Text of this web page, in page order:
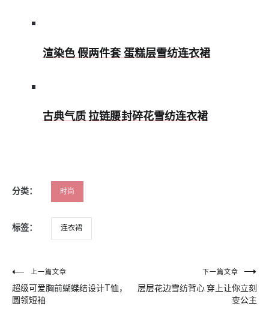
渲染色 假两件套 蛋糕层雪纺连衣裙
古典气质 拉链腰封碎花雪纺连衣裙
分类： 时尚
标签： 连衣裙
文
章
上一篇文章
超级可爱胸前蝴蝶结设计T恤，
圆领短袖
下一篇文章
层层花边雪纺背心 穿上让你立刻
变公主